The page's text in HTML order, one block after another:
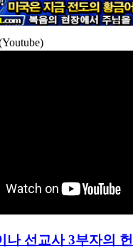
나 선교사 3부자의